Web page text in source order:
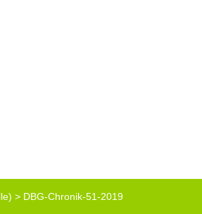
> DBG-Chronik-51-2019